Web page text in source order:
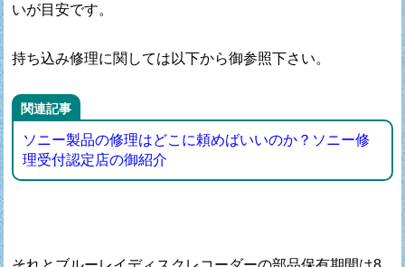
いが目安です。
持ち込み修理に関しては以下から御参照下さい。
関連記事
ソニー製品の修理はどこに頼めばいいのか？ソニー修
理受付認定店の御紹介